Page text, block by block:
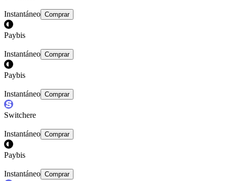
Instantáneo Comprar
Paybis
Instantáneo Comprar
Paybis
Instantáneo Comprar
Switchere
Instantáneo Comprar
Paybis
Instantáneo Comprar